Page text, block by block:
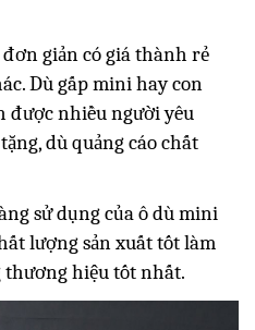
giản có giá thành rẻ
Dù gấp mini hay con
được nhiều người yêu
dù quảng cáo chất
sử dụng của ô dù mini
lượng sản xuất tốt làm
thương hiệu tốt nhất.